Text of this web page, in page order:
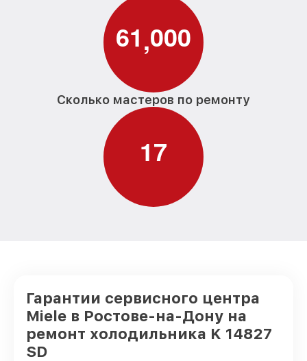
61,000
Сколько мастеров по ремонту
17
Гарантии сервисного центра
Miele в Ростове-на-Дону на
ремонт холодильника K 14827
SD